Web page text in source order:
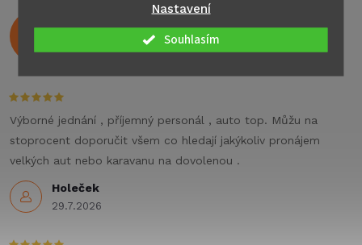
Nastavení
Souhlasím
d
a
c
í
p
r
Hodnocení zákazníků
524 hodnocení
Holeček
29.7.2026
Výborné jednání , příjemný personál , auto top. Můžu na
stoprocent doporučit všem co hledají jakýkoliv pronájem
velkých aut nebo karavanu na dovolenou .